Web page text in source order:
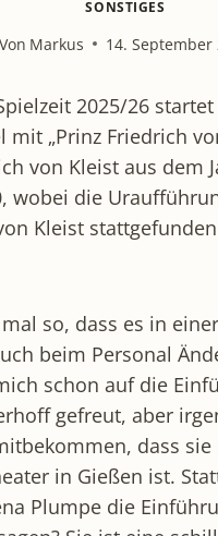
SONSTIGES
Von Markus 14. September
2025/26
mit „Prinz Friedrich
von Kleist aus dem
wobei die
Kleist
so, dass es in
beim Personal
schon auf die
gefreut, aber
dass
in Gießen ist.
Plumpe die